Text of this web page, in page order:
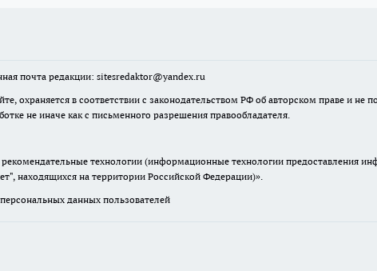
почта редакции: sitesredaktor@yandex.ru
охраняется в соответствии с законодательством РФ об авторском праве и
не иначе как с письменного разрешения правообладателя.
технологии (информационные технологии предоставления
находящихся на территории Российской Федерации)».
данных пользователей